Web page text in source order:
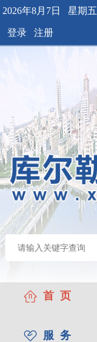
2026年8月7日 星期五
登录 注册
首 页
服 务